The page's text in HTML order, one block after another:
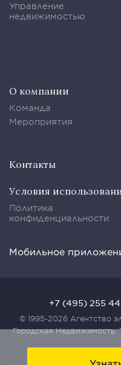
Управление
недвижимостью
О компании
Команда
Мероприятия
Контакты
Условия
Политика
конфиденциальности
Мобильное
© 1995-2026 Агентство
Городская
+7 (495) 255